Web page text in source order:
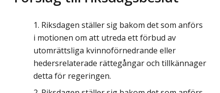
Riksdagen ställer sig bakom det som anförs
i motionen om att utreda ett förbud av
utomrättsliga kvinnoförnedrande eller
hedersrelaterade rättegångar och tillkännager
detta för regeringen.